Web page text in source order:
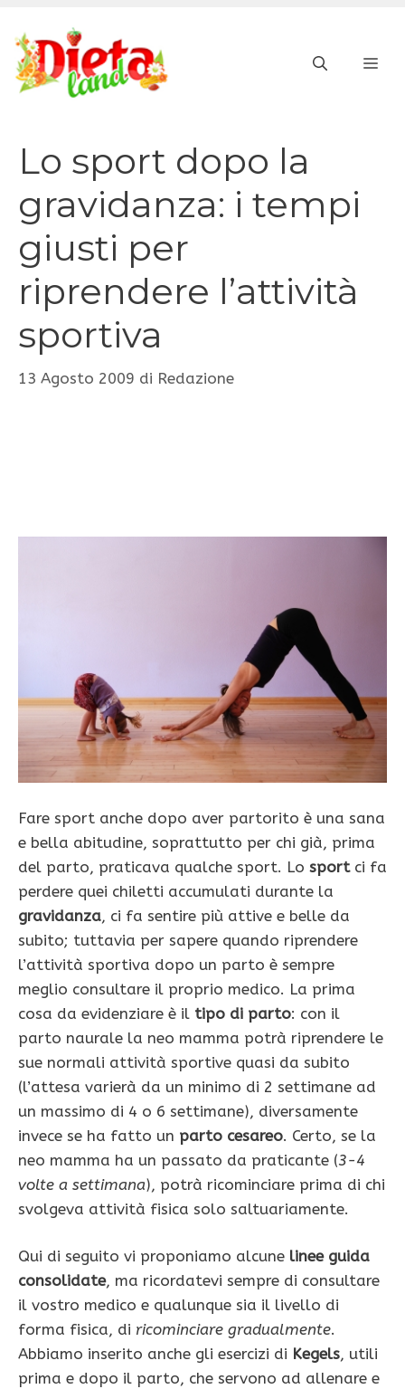
contenuto
Lo sport dopo la
gravidanza: i tempi
giusti per
riprendere l’attività
sportiva
13 Agosto 2009 di Redazione
Fare sport anche dopo aver partorito è una sana
e bella abitudine, soprattutto per chi già, prima
del parto, praticava qualche sport. Lo sportci fa
perdere quei chiletti accumulati durante la
gravidanza, ci fa sentire più attive e belle da
subito; tuttavia per sapere quando riprendere
l’attività sportiva dopo un parto è sempre
meglio consultare il proprio medico. La prima
cosa da evidenziare è il tipo di parto: con il
parto naurale la neo mamma potrà riprendere le
sue normali attività sportive quasi da subito
(l’attesa varierà da un minimo di 2 settimane ad
un massimo di 4 o 6 settimane), diversamente
invece se ha fatto un parto cesareo. Certo, se la
neo mamma ha un passato da praticante (3-4
volte a settimana), potrà ricominciare prima di chi
svolgeva attività fisica solo saltuariamente.
Qui di se­guito vi proponiamo alcune linee guida
consolidate, ma ricordatevi sempre di consultare
il vostro medico e qualunque sia il livello di
forma fisica, di ricominciare gradualmente.
Abbiamo inserito anche gli esercizi di Kegels, utili
prima e dopo il parto, che servono ad al­lenare e